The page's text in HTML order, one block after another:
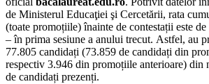
de Ministerul Educaţiei şi Cercetării, rata
(toate promoțiile) înainte de contestații este
– în prima sesiune a anului trecut. Astfel, au
77.805 candidați (73.859 de candidați din
respectiv 3.946 din promoțiile anterioare) din
de candidați prezenți.